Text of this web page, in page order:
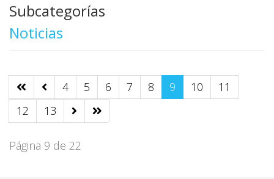
Subcategorías
Noticias
4 5 6 7 8 9 10
11
12
13
Página 9 de 22